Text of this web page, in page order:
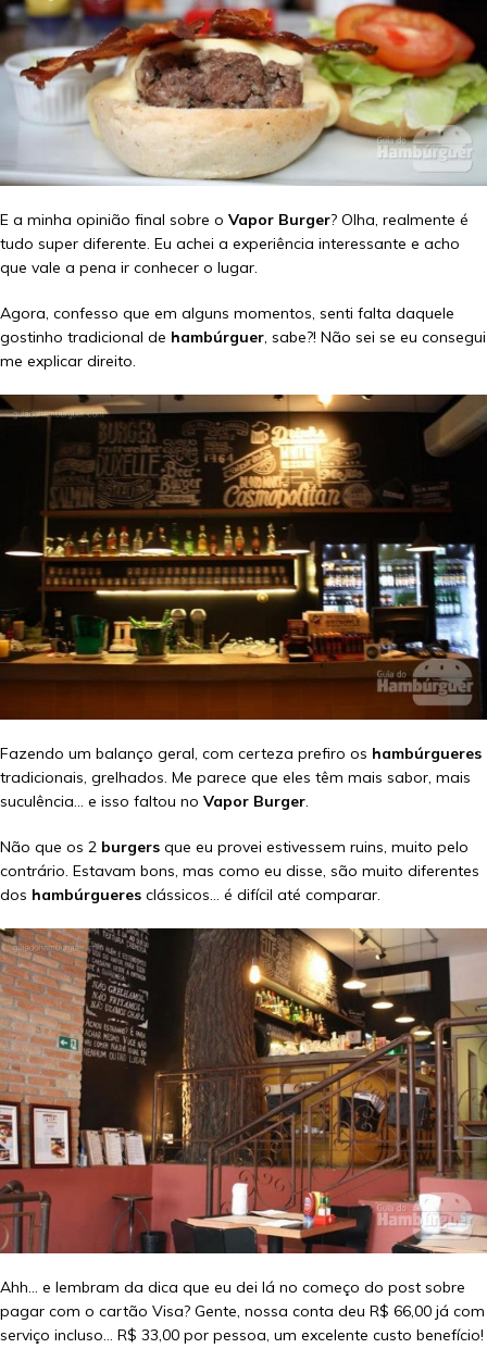
E a minha opinião final sobre o Vapor Burger? Olha, realmente é
tudo super diferente. Eu achei a experiência interessante e acho
que vale a pena ir conhecer o lugar.
Agora, confesso que em alguns momentos, senti falta daquele
gostinho tradicional de hambúrguer, sabe?! Não sei se eu consegui
me explicar direito.
Fazendo um balanço geral, com certeza prefiro os hambúrgueres
tradicionais, grelhados. Me parece que eles têm mais sabor, mais
suculência… e isso faltou no Vapor Burger.
Não que os 2 burgers que eu provei estivessem ruins, muito pelo
contrário. Estavam bons, mas como eu disse, são muito diferentes
dos hambúrgueres clássicos… é difícil até comparar.
Ahh… e lembram da dica que eu dei lá no começo do post sobre
pagar com o cartão Visa? Gente, nossa conta deu R$ 66,00 já com
serviço incluso… R$ 33,00 por pessoa, um excelente custo benefício!